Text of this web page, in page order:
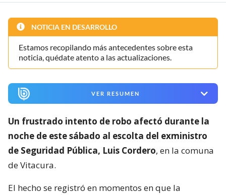
NOTICIA EN DESARROLLO
Estamos recopilando más antecedentes sobre esta
noticia, quédate atento a las actualizaciones.
VER RESUMEN
Un frustrado intento de robo afectó durante la
noche de este sábado al escolta del exministro
de Seguridad Pública, Luis Cordero, en la comuna
de Vitacura.
El hecho se registró en momentos en que la